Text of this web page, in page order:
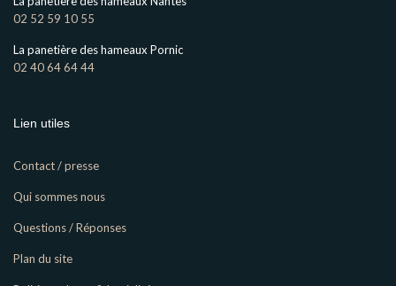
02 52 59 10 55
La panetière des hameaux Pornic
02 40 64 64 44
Lien utiles
Contact / presse
Qui sommes nous
Questions / Réponses
Plan du site